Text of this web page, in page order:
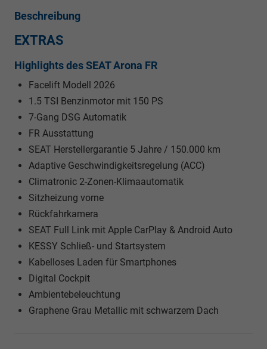
Beschreibung
EXTRAS
Highlights des SEAT Arona FR
Facelift Modell 2026
1.5 TSI Benzinmotor mit 150 PS
7-Gang DSG Automatik
FR Ausstattung
SEAT Herstellergarantie 5 Jahre / 150.000 km
Adaptive Geschwindigkeitsregelung (ACC)
Climatronic 2-Zonen-Klimaautomatik
Sitzheizung vorne
Rückfahrkamera
SEAT Full Link mit Apple CarPlay & Android Auto
KESSY Schließ- und Startsystem
Kabelloses Laden für Smartphones
Digital Cockpit
Ambientebeleuchtung
Graphene Grau Metallic mit schwarzem Dach